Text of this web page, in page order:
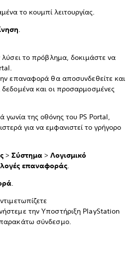
το κουμπί λειτουργίας.
.
το πρόβλημα, δοκιμάστε να
επαναφορά θα αποσυνδεθείτε και
και οι προσαρμοσμένες
γωνία της οθόνης του PS Portal,
για να εμφανιστεί το γρήγορο
> Σύστημα > Λογισμικό
επαναφοράς.
.
την Υποστήριξη PlayStation
σύνδεσμο.